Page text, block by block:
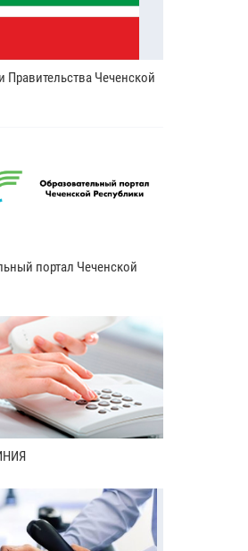
Правительства Чеченской
портал Чеченской